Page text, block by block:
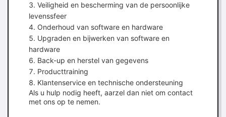
Veiligheid en bescherming van de persoonlijke
levenssfeer
Onderhoud van software en hardware
Upgraden en bijwerken van software en
hardware
Back-up en herstel van gegevens
Producttraining
Klantenservice en technische ondersteuning
Als u hulp nodig heeft, aarzel dan niet om contact
met ons op te nemen.